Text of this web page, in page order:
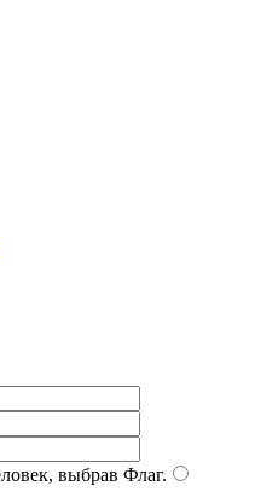
выбрав Флаг.